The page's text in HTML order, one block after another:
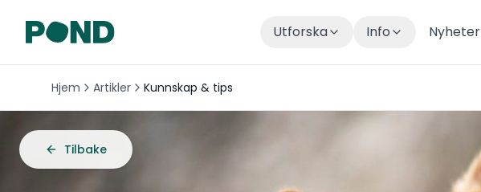
Utforska Info Nyheter
Hjem Artikler Kunnskap & tips
Tilbake